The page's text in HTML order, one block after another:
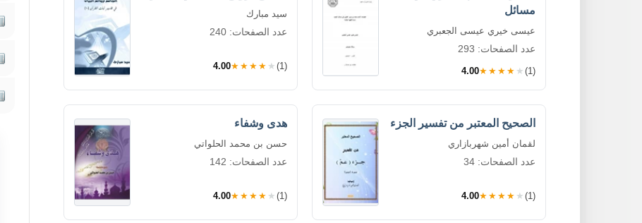
مسائل
عيسى خيري عيسى الجعبري
عدد الصفحات: 293
4.00★★★★★ (1)
سيد مبارك
عدد الصفحات: 240
4.00★★★★★ (1)
الصحيح المعتبر من تفسير الجزء
لقمان أمين شهربازاري
عدد الصفحات: 34
4.00★★★★★ (1)
هدى وشفاء
حسن بن محمد الحلواتي
عدد الصفحات: 142
4.00★★★★★ (1)